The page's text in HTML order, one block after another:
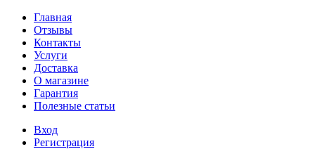
Главная
Отзывы
Контакты
Услуги
Доставка
О магазине
Гарантия
Полезные статьи
Вход
Регистрация